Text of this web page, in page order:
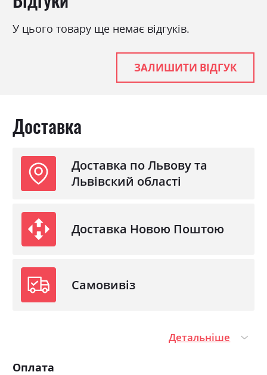
У цього товару ще немає відгуків.
ЗАЛИШИТИ ВІДГУК
Доставка
Доставка по Львову та
Львівский області
Доставка Новою Поштою
Самовивіз
Детальніше
Оплата